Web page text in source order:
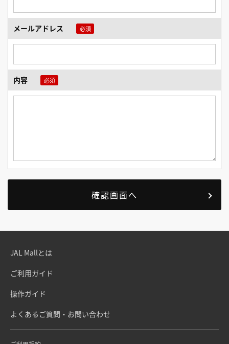
メールアドレス
内容
JAL Mallとは
ご利用ガイド
操作ガイド
よくあるご質問・お問い合わせ